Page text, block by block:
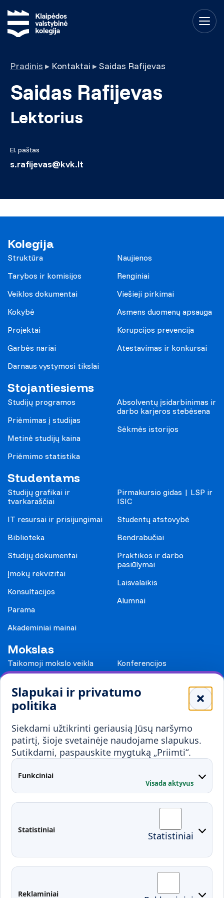
Slapukai ir privatumo
politika
Siekdami užtikrinti geriausią Jūsų naršymo
patirtį, šioje svetainėje naudojame slapukus.
Sutikdami, paspauskite mygtuką „Priimti“.
Funkciniai
Visada aktyvus
Statistiniai Statistiniai
Reklaminiai
Pradinis ▸ Kontaktai ▸Saidas Rafijevas
Saidas Rafijevas
Lektorius
El. paštas
s.rafijevas@kvk.lt
Kolegija
Struktūra
Tarybos ir komisijos
Veiklos dokumentai
Kokybė
Projektai
Garbės nariai
Darnaus vystymosi tikslai
Naujienos
Renginiai
Viešieji pirkimai
Asmens duomenų apsauga
Korupcijos prevencija
Atestavimas ir konkursai
Stojantiesiems
Studijų programos
Priėmimas į studijas
Metinė studijų kaina
Priėmimo statistika
Absolventų įsidarbinimas ir
darbo karjeros stebėsena
Sėkmės istorijos
Studentams
Studijų grafikai ir
tvarkaraščiai
IT resursai ir prisijungimai
Biblioteka
Studijų dokumentai
Įmokų rekvizitai
Konsultacijos
Parama
Akademiniai mainai
Pirmakursio gidas | LSP ir
ISIC
Studentų atstovybė
Bendrabučiai
Praktikos ir darbo
pasiūlymai
Laisvalaikis
Alumnai
Mokslas
Taikomoji mokslo veikla
Konferencijos
Mokykloms
Visuomenei ir verslui
Mokymai ir konsultavimas
Partnerystės
Karjera
Kontaktai
Administracija
Fakultetai
Studentų atstovybė
Moodle
EDINA
Pasirengimas ekstremaliai